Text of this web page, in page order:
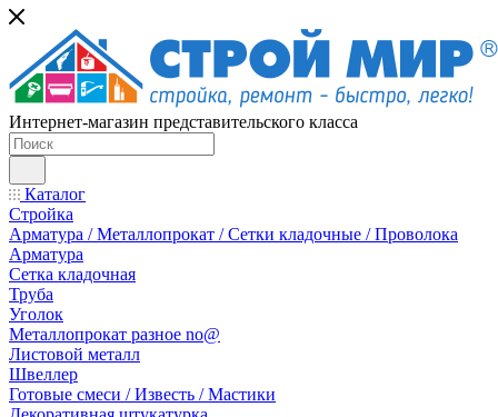
Интернет-магазин представительского класса
Каталог
Стройка
Арматура / Металлопрокат / Сетки кладочные / Проволока
Арматура
Сетка кладочная
Труба
Уголок
Металлопрокат разное no@
Листовой металл
Швеллер
Готовые смеси / Известь / Мастики